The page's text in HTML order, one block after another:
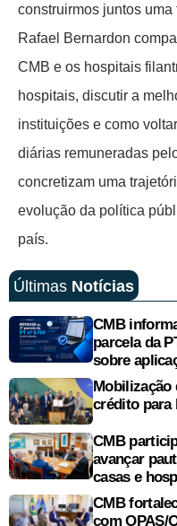
construirmos juntos uma
Rafael Bernardon
CMB e os hospitais
hospitais, discutir a
instituições e como
diárias remuneradas
concretizam uma
evolução da política
país.
Últimas Notícias
CMB
parcela da
sobre
Mobilização
crédito
CMB
avançar
casas e
CMB
com OPAS/